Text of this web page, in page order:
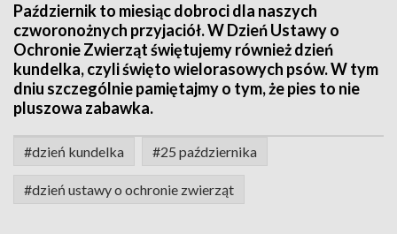
Październik to miesiąc dobroci dla naszych
czworonożnych przyjaciół. W Dzień Ustawy o
Ochronie Zwierząt świętujemy również dzień
kundelka, czyli święto wielorasowych psów. W tym
dniu szczególnie pamiętajmy o tym, że pies to nie
pluszowa zabawka.
#dzień kundelka #25 października
#dzień ustawy o ochronie zwierząt